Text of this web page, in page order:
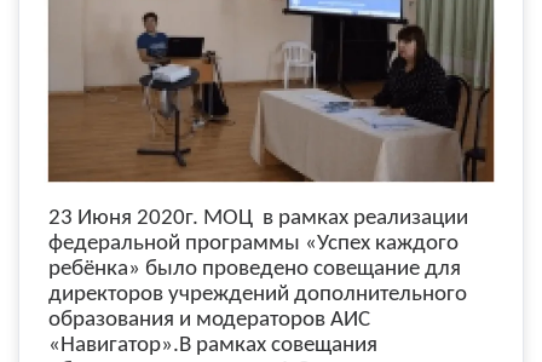
23 Июня 2020г. МОЦ в рамках реализации
федеральной программы «Успех каждого
ребёнка» было проведено совещание для
директоров учреждений дополнительного
образования и модераторов АИС
«Навигатор».В рамках совещания